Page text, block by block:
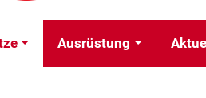
Ausrüstung